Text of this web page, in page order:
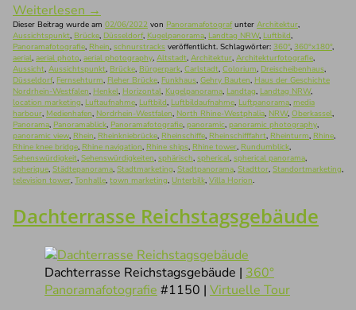
Weiterlesen →
Dieser Beitrag wurde am 02/06/2022 von Panoramafotografunter Architektur,
Aussichtspunkt, Brücke, Düsseldorf, Kugelpanorama, Landtag NRW, Luftbild,
Panoramafotografie, Rhein, schnurstracks veröffentlicht. Schlagwörter: 360°, 360°x180°,
aerial, aerial photo, aerial photography, Altstadt, Architektur, Architekturfotografie,
Aussicht, Aussichtspunkt, Brücke, Bürgerpark, Carlstadt, Colorium, Dreischeibenhaus,
Düsseldorf, Fernsehturm, Fleher Brücke, Funkhaus, Gehry Bauten, Haus der Geschichte
Nordrhein-Westfalen, Henkel, Horizontal, Kugelpanorama, Landtag, Landtag NRW,
location marketing, Luftaufnahme, Luftbild, Luftbildaufnahme, Luftpanorama, media
harbour, Medienhafen, Nordrhein-Westfalen, North Rhine-Westphalia, NRW, Oberkassel,
Panorama, Panoramablick, Panoramafotografie, panoramic, panoramic photography,
panoramic view, Rhein, Rheinkniebrücke, Rheinschiffe, Rheinschifffahrt, Rheinturm, Rhine,
Rhine knee bridge, Rhine navigation, Rhine ships, Rhine tower, Rundumblick,
Sehenswürdigkeit, Sehenswürdigkeiten, sphärisch, spherical, spherical panorama,
spherique, Städtepanorama, Stadtmarketing, Stadtpanorama, Stadttor, Standortmarketing,
television tower, Tonhalle, town marketing, Unterbilk, Villa Horion.
Dachterrasse Reichstagsgebäude
Dachterrasse Reichstagsgebäude | 360°
Panoramafotografie #1150 | Virtuelle Tour